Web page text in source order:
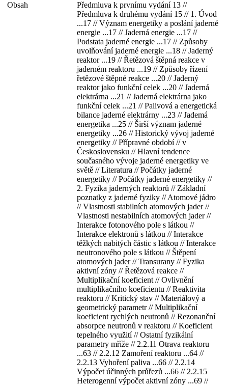
Obsah
Předmluva k prvnímu vydání 13 //
Předmluva k druhému vydání 15 // 1. Úvod
...17 // Význam energetiky a poslání jaderné
energie ...17 // Jaderná energie ...17 //
Podstata jaderné energie ...17 // Způsoby
uvolňování jaderné energie ...18 // Jaderný
reaktor ...19 // Řetězová štěpná reakce v
jaderném reaktoru ...19 // Způsoby řízení
řetězové štěpné reakce ...20 // Jaderný
reaktor jako funkční celek ...20 // Jaderná
elektrárna ...21 // Jaderná elektrárna jako
funkční celek ...21 // Palivová a energetická
bilance jaderné elektrárny ...23 // Jademá
energetika ...25 // Širší význam jaderné
energetiky ...26 // Historický vývoj jaderné
energetiky // Přípravné období // v
Československu // Hlavní tendence
současného vývoje jaderné energetiky ve
světě // Literatura // Počátky jaderné
energetiky // Počátky jaderné energetiky //
2. Fyzika jaderných reaktorů // Základní
poznatky z jaderné fyziky // Atomové jádro
// Vlastnosti stabilních atomových jader //
Vlastnosti nestabilních atomových jader //
Interakce fotonového pole s látkou //
Interakce elektronů s látkou // Interakce
těžkých nabitých částic s látkou // Interakce
neutronového pole s látkou // Štěpení
atomových jader // Transurany // Fyzika
aktivní zóny // Řetězová reakce //
Multiplikační koeficient // Ovlivnění
multiplikačního koeficientu // Reaktivita
reaktoru // Kritický stav // Materiálový a
geometrický parametr // Multiplikační
koeficient rychlých neutronů // Rezonanční
absorpce neutronů v reaktoru // Koeficient
tepelného využití // Ostatní fyzikální
parametry mříže // 2.2.11 Otrava reaktoru
...63 // 2.2.12 Zamoření reaktoru ...64 //
2.2.13 Vyhoření paliva ...66 // 2.2.14
Výpočet účinných průřezů ...66 // 2.2.15
Heterogenní výpočet aktivní zóny ...69 //